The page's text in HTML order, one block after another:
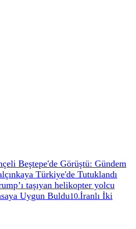
Beştepe'de Görüştü: Gündem
Türkiye'de Tutuklandı
taşıyan helikopter yolcu
Uygun Buldu10.İranlı İki